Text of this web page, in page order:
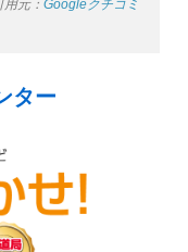
用元： Googleクチコミ
ター